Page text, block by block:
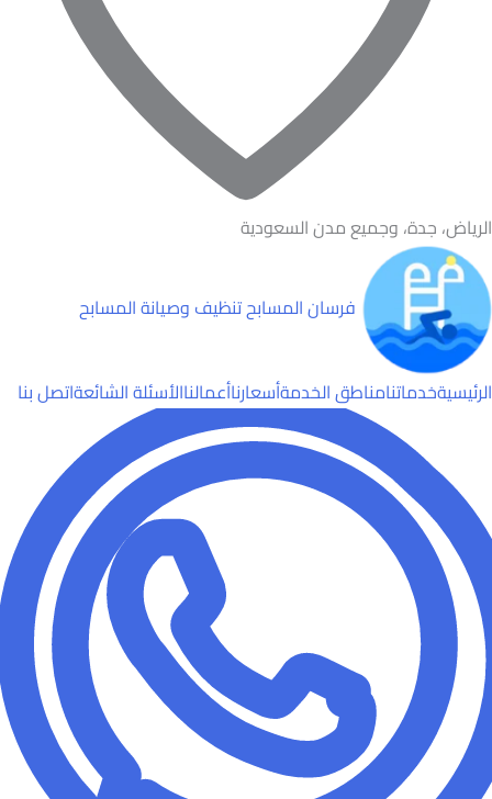
الرياض، جدة، وجميع مدن السعودية
فرسان المسابحتنظيف وصيانة المسابح
الرئيسيةخدماتنامناطق الخدمةأسعارناأعمالناالأسئلة الشائعةاتصل بنا